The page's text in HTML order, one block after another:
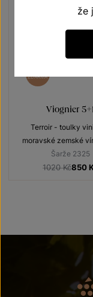
ZDARMA
Viognier 5+1
Terroir - toulky
moravské zemské
Šarže 2325
1020 Kč850
že